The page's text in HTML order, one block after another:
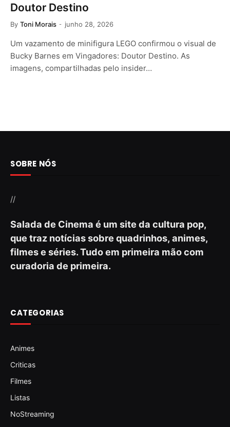
Doutor Destino
By Toni Morais junho 28, 2026
Um vazamento de minifigura LEGO confirmou o visual de
Bucky Barnes em Vingadores: Doutor Destino. As
imagens, compartilhadas pelo insider…
SOBRE NÓS
//
Salada de Cinema é um site da cultura pop,
que traz notícias sobre quadrinhos, animes,
filmes e séries. Tudo em primeira mão com
curadoria de primeira.
CATEGORIAS
Animes
Criticas
Filmes
Listas
NoStreaming